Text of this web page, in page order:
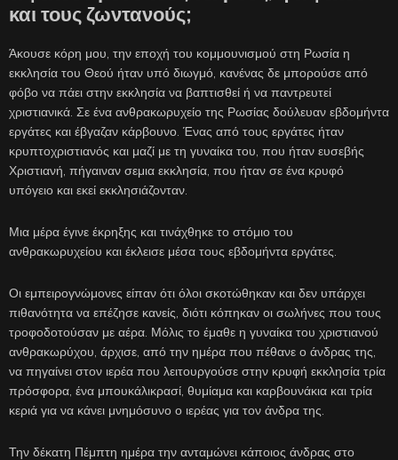
και τους ζωντανούς;
Άκουσε κόρη μου, την εποχή του κομμουνισμού στη Ρωσία η
εκκλησία του Θεού ήταν υπό διωγμό, κανένας δε μπορούσε από
φόβο να πάει στην εκκλησία να βαπτισθεί ή να παντρευτεί
χριστιανικά. Σε ένα ανθρακωρυχείο της Ρωσίας δούλευαν εβδομήντα
εργάτες και έβγαζαν κάρβουνο. Ένας από τους εργάτες ήταν
κρυπτοχριστιανός και μαζί με τη γυναίκα του, που ήταν ευσεβής
Χριστιανή, πήγαιναν σεμια εκκλησία, που ήταν σε ένα κρυφό
υπόγειο και εκεί εκκλησιάζονταν.
Μια μέρα έγινε έκρηξης και τινάχθηκε το στόμιο του
ανθρακωρυχείου και έκλεισε μέσα τους εβδομήντα εργάτες.
Οι εμπειρογνώμονες είπαν ότι όλοι σκοτώθηκαν και δεν υπάρχει
πιθανότητα να επέζησε κανείς, διότι κόπηκαν οι σωλήνες που τους
τροφοδοτούσαν με αέρα. Μόλις το έμαθε η γυναίκα του χριστιανού
ανθρακωρύχου, άρχισε, από την ημέρα που πέθανε ο άνδρας της,
να πηγαίνει στον ιερέα που λειτουργούσε στην κρυφή εκκλησία τρία
πρόσφορα, ένα μπουκάλικρασί, θυμίαμα και καρβουνάκια και τρία
κεριά για να κάνει μνημόσυνο ο ιερέας για τον άνδρα της.
Την δέκατη Πέμπτη ημέρα την ανταμώνει κάποιος άνδρας στο